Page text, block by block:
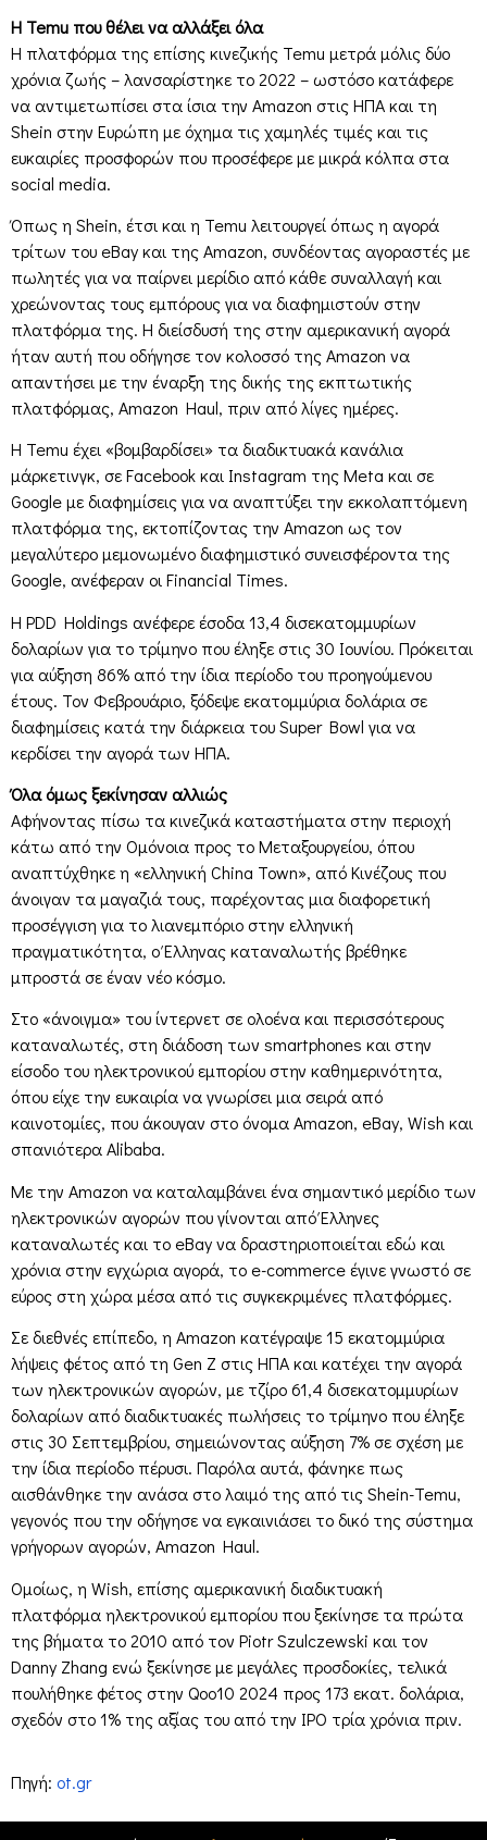
Η Temu που θέλει να αλλάξει όλα
Η πλατφόρμα της επίσης κινεζικής Temu μετρά μόλις δύο
χρόνια ζωής – λανσαρίστηκε το 2022 – ωστόσο κατάφερε
να αντιμετωπίσει στα ίσια την Amazon στις ΗΠΑ και τη
Shein στην Ευρώπη με όχημα τις χαμηλές τιμές και τις
ευκαιρίες προσφορών που προσέφερε με μικρά κόλπα στα
social media.
Όπως η Shein, έτσι και η Temu λειτουργεί όπως η αγορά
τρίτων του eBay και της Amazon, συνδέοντας αγοραστές με
πωλητές για να παίρνει μερίδιο από κάθε συναλλαγή και
χρεώνοντας τους εμπόρους για να διαφημιστούν στην
πλατφόρμα της. Η διείσδυσή της στην αμερικανική αγορά
ήταν αυτή που οδήγησε τον κολοσσό της Amazon να
απαντήσει με την έναρξη της δικής της εκπτωτικής
πλατφόρμας, Amazon Haul, πριν από λίγες ημέρες.
Η Temu έχει «βομβαρδίσει» τα διαδικτυακά κανάλια
μάρκετινγκ, σε Facebook και Instagram της Meta και σε
Google με διαφημίσεις για να αναπτύξει την εκκολαπτόμενη
πλατφόρμα της, εκτοπίζοντας την Amazon ως τον
μεγαλύτερο μεμονωμένο διαφημιστικό συνεισφέροντα της
Google, ανέφεραν οι Financial Times.
Η PDD Holdings ανέφερε έσοδα 13,4 δισεκατομμυρίων
δολαρίων για το τρίμηνο που έληξε στις 30 Ιουνίου. Πρόκειται
για αύξηση 86% από την ίδια περίοδο του προηγούμενου
έτους. Τον Φεβρουάριο, ξόδεψε εκατομμύρια δολάρια σε
διαφημίσεις κατά την διάρκεια του Super Bowl για να
κερδίσει την αγορά των ΗΠΑ.
Όλα όμως ξεκίνησαν αλλιώς
Αφήνοντας πίσω τα κινεζικά καταστήματα στην περιοχή
κάτω από την Ομόνοια προς το Μεταξουργείου, όπου
αναπτύχθηκε η «ελληνική China Town», από Κινέζους που
άνοιγαν τα μαγαζιά τους, παρέχοντας μια διαφορετική
προσέγγιση για το λιανεμπόριο στην ελληνική
πραγματικότητα, ο Έλληνας καταναλωτής βρέθηκε
μπροστά σε έναν νέο κόσμο.
Στο «άνοιγμα» του ίντερνετ σε ολοένα και περισσότερους
καταναλωτές, στη διάδοση των smartphones και στην
είσοδο του ηλεκτρονικού εμπορίου στην καθημερινότητα,
όπου είχε την ευκαιρία να γνωρίσει μια σειρά από
καινοτομίες, που άκουγαν στο όνομα Amazon, eBay, Wish και
σπανιότερα Alibaba.
Με την Amazon να καταλαμβάνει ένα σημαντικό μερίδιο των
ηλεκτρονικών αγορών που γίνονται από Έλληνες
καταναλωτές και το eBay να δραστηριοποιείται εδώ και
χρόνια στην εγχώρια αγορά, το e-commerce έγινε γνωστό σε
εύρος στη χώρα μέσα από τις συγκεκριμένες πλατφόρμες.
Σε διεθνές επίπεδο, η Amazon κατέγραψε 15 εκατομμύρια
λήψεις φέτος από τη Gen Z στις ΗΠΑ και κατέχει την αγορά
των ηλεκτρονικών αγορών, με τζίρο 61,4 δισεκατομμυρίων
δολαρίων από διαδικτυακές πωλήσεις το τρίμηνο που έληξε
στις 30 Σεπτεμβρίου, σημειώνοντας αύξηση 7% σε σχέση με
την ίδια περίοδο πέρυσι. Παρόλα αυτά, φάνηκε πως
αισθάνθηκε την ανάσα στο λαιμό της από τις Shein-Temu,
γεγονός που την οδήγησε να εγκαινιάσει το δικό της σύστημα
γρήγορων αγορών, Amazon Haul.
Ομοίως, η Wish, επίσης αμερικανική διαδικτυακή
πλατφόρμα ηλεκτρονικού εμπορίου που ξεκίνησε τα πρώτα
της βήματα το 2010 από τον Piotr Szulczewski και τον
Danny Zhang ενώ ξεκίνησε με μεγάλες προσδοκίες, τελικά
πουλήθηκε φέτος στην Qoo10 2024 προς 173 εκατ. δολάρια,
σχεδόν στο 1% της αξίας του από την IPO τρία χρόνια πριν.
Πηγή: ot.gr